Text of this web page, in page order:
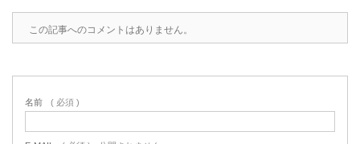
この記事へのコメントはありません。
名前 ( 必須 )